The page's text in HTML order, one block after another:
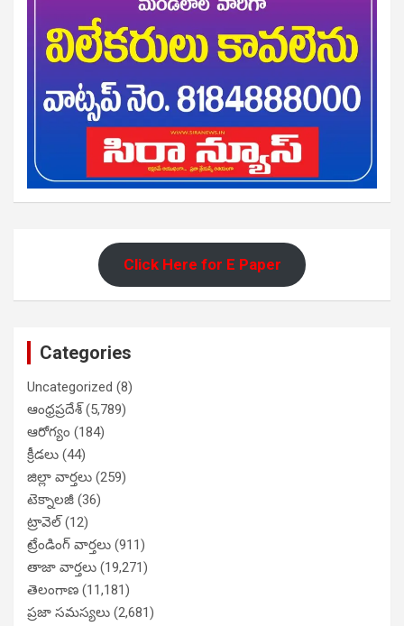
Click Here for E Paper
Categories
Uncategorized (8)
ఆంధ్రప్రదేశ్(5,789)
ఆరోగ్యం (184)
క్రీడలు (44)
జిల్లా వార్తలు (259)
టెక్నాలజీ (36)
ట్రావెల్(12)
ట్రేండింగ్ వార్తలు (911)
తాజా వార్తలు (19,271)
తెలంగాణ (11,181)
ప్రజా సమస్యలు (2,681)